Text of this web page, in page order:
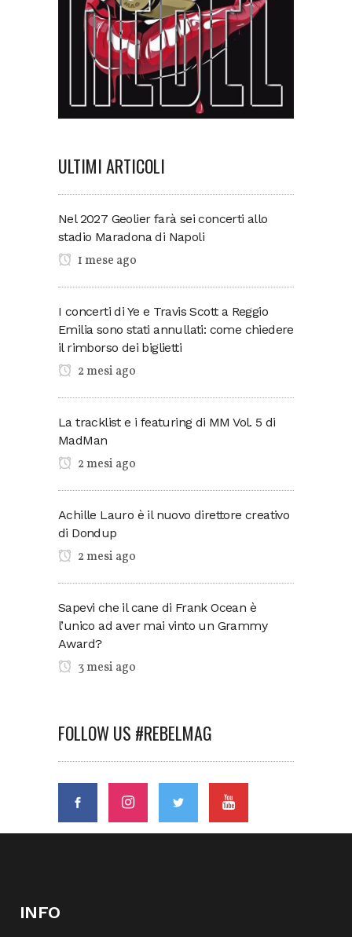
ULTIMI ARTICOLI
Nel 2027 Geolier farà sei concerti allo
stadio Maradona di Napoli
1 mese ago
I concerti di Ye e Travis Scott a Reggio
Emilia sono stati annullati: come chiedere
il rimborso dei biglietti
2 mesi ago
La tracklist e i featuring di MM Vol. 5 di
MadMan
2 mesi ago
Achille Lauro è il nuovo direttore creativo
di Dondup
2 mesi ago
Sapevi che il cane di Frank Ocean è
l’unico ad aver mai vinto un Grammy
Award?
3 mesi ago
FOLLOW US #REBELMAG
INFO